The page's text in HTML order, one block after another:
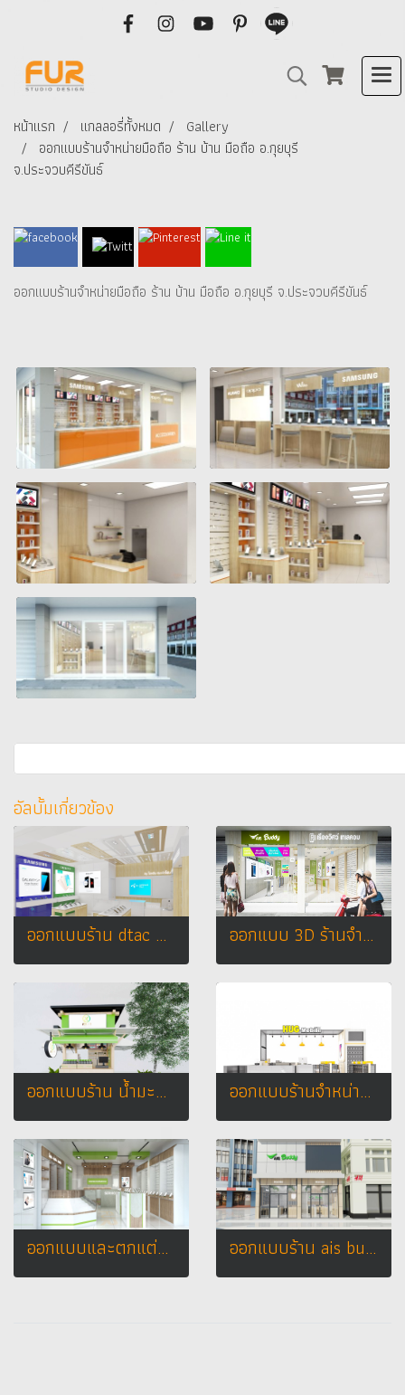
หน้าแรก แกลลอรี่ทั้งหมด
Gallery
ออกแบบร้านจำหน่ายมือถือ ร้าน บ้าน มือถือ อ.กุยบุรี
จ.ประจวบคีรีขันธ์
ออกแบบร้านจำหน่ายมือถือ ร้าน บ้าน มือถือ อ.กุยบุรี จ.ประจวบคีรีขันธ์
อัลบั้มเกี่ยวข้อง
ออกแบบร้าน dtac partner โลตัส อ.บึงสามพัน จ. เพชรบูรณ์ ออกแบบ 3D ร้านจำหน่ายมือถือ ร้าน ais buddy ชุมพร
ออกแบบร้าน น้ำมะนาวโซดา ร้าน สวนมา @ เอเชียทีค เดอะ ริเวอร์ฟร้อนท์ ออกแบบร้านจำหน่ายมือถือ ร้าน HUG MOBILE @ เซนทรัลเชียงราย
ออกแบบและตกแต่งร้านจำหน่ายมือถือ ร้าน คลองมวนเทเลคอม อ.คลองมวน จ.ตรัง ออกแบบร้าน ais buddy shop ที่ Ubon Square อ.เมือง จ. อุบลราชธานี